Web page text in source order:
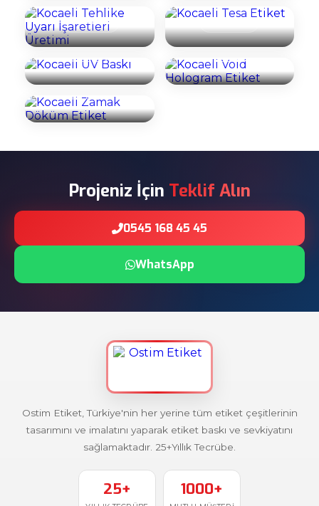
İncele
Kocaeli UV Baskı
İncele
Kocaeli Void
Hologram Etiket
İncele
Döküm Etiket
İncele
Projeniz İçin Teklif Alın
0545 168 45 45
WhatsApp
Ostim Etiket, Türkiye'nin her yerine tüm etiket çeşitlerinin
tasarımını ve imalatını yaparak etiket baskı ve sevkiyatını
sağlamaktadır. 25+Yıllık Tecrübe.
25+ 1000+